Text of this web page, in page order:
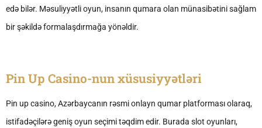
edə bilər. Məsuliyyətli oyun, insanın qumara olan münasibətini sağlam
bir şəkildə formalaşdırmağa yönəldir.
Pin Up Casino-nun xüsusiyyətləri
Pin up casino, Azərbaycanın rəsmi onlayn qumar platforması olaraq,
istifadəçilərə geniş oyun seçimi təqdim edir. Burada slot oyunları,